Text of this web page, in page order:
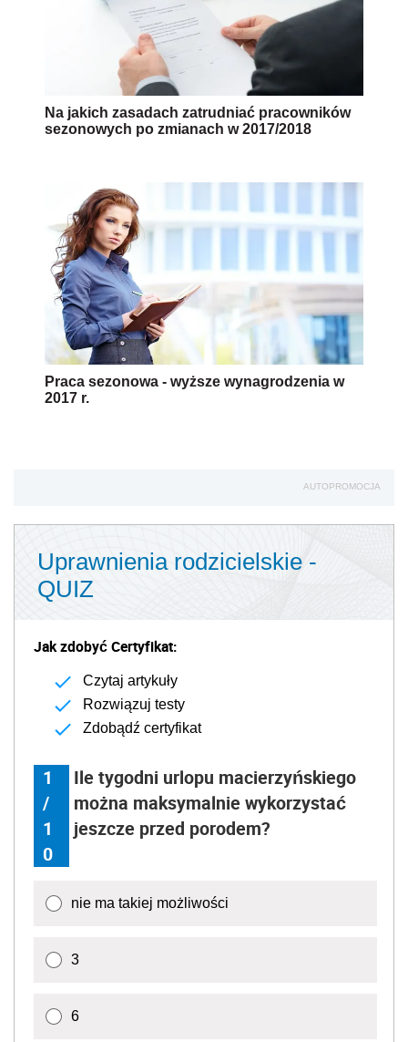
Na jakich zasadach zatrudniać pracowników
sezonowych po zmianach w 2017/2018
Praca sezonowa - wyższe wynagrodzenia w
2017 r.
AUTOPROMOCJA
Uprawnienia rodzicielskie -
QUIZ
Jak zdobyć Certyfikat:
Czytaj artykuły
Rozwiązuj testy
Zdobądź certyfikat
1
/
1
0
Ile tygodni urlopu macierzyńskiego
można maksymalnie wykorzystać
jeszcze przed porodem?
nie ma takiej możliwości
3
6